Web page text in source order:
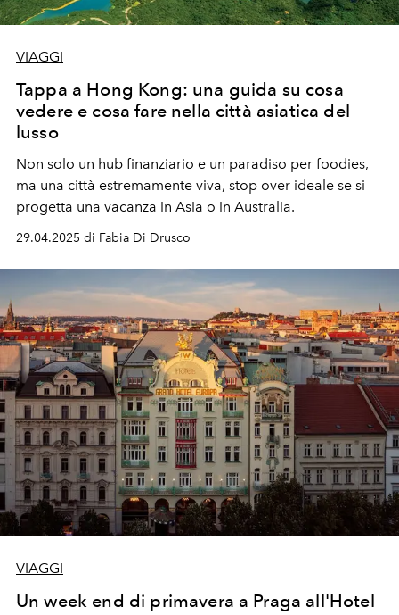
VIAGGI
Tappa a Hong Kong: una guida su cosa
vedere e cosa fare nella città asiatica del
lusso
Non solo un hub finanziario e un paradiso per foodies,
ma una città estremamente viva, stop over ideale se si
progetta una vacanza in Asia o in Australia.
29.04.2025 di Fabia Di Drusco
VIAGGI
Un week end di primavera a Praga all'Hotel